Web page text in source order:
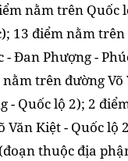
nằm trên Quốc
13 điểm nằm trên
Đan Phượng -
nằm trên đường
- Quốc lộ 2); 2
Văn Kiệt - Quốc lộ
thuộc địa